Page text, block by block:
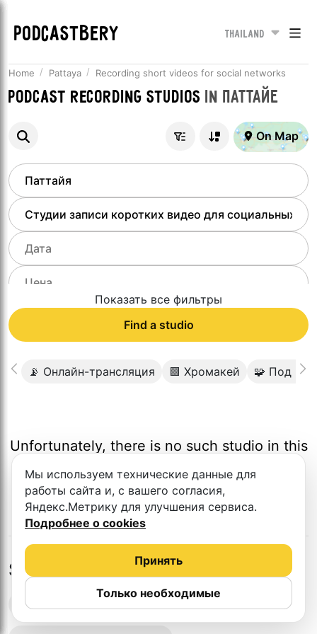
PODCASTBERY Thailand
Home Pattaya Recording short videos for social networks
Podcast recording studios in Паттайе
On Map
Показать все фильтры
Find a studio
📡 Онлайн-трансляция 🟩 Хромакей 🧩 Под
Unfortunately, there is no such studio in this
Studios in nearby cities
Podcast recording studios
Мы используем технические данные для
работы сайта и, с вашего согласия,
Яндекс.Метрику для улучшения сервиса.
Подробнее о cookies
Только необходимые
Принять